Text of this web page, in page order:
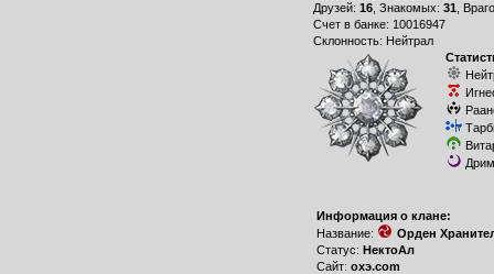
Друзей: 16, Знакомых: 31 ,
Счет в банке: 10016947
Склонность: Нейтрал
Информация о клане:
Название:
Орден
Статус: НектоАл
Сайт: охэ.com